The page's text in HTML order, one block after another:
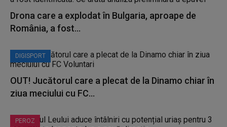
Drona care a explodat în Bulgaria, aproape de
România, a fost...
DIGISPORT
OUT! Jucătorul care a plecat de la Dinamo chiar în
ziua meciului cu FC...
PEROZ